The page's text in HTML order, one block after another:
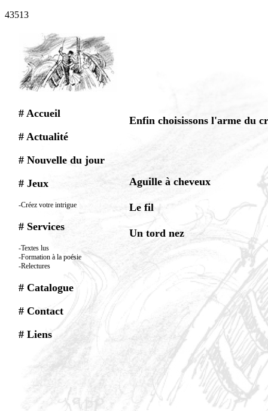
43513
# Accueil
# Actualité
# Nouvelle du jour
# Jeux
-Créez votre intrigue
# Services
-Textes lus
-Formation à la poésie
-Relectures
# Catalogue
# Contact
# Liens
Enfin choisissons l'arme du
Aguille à cheveux
Le fil
Un tord nez